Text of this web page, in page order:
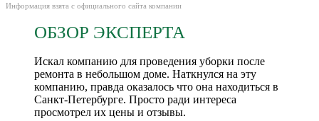
Информация взята с официального сайта компании
ОБЗОР ЭКСПЕРТА
Искал компанию для проведения уборки после
ремонта в небольшом доме. Наткнулся на эту
компанию, правда оказалось что она находиться в
Санкт-Петербурге. Просто ради интереса
просмотрел их цены и отзывы.